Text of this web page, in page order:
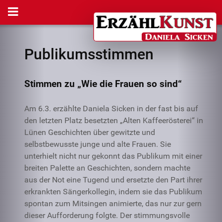
Publikumsstimmen
Stimmen zu „Wie die Frauen so sind“
Am 6.3. erzählte Daniela Sicken in der fast bis auf
den letzten Platz besetzten „Alten Kaffeerösterei“ in
Lünen Geschichten über gewitzte und
selbstbewusste junge und alte Frauen. Sie
unterhielt nicht nur gekonnt das Publikum mit einer
breiten Palette an Geschichten, sondern machte
aus der Not eine Tugend und ersetzte den Part ihrer
erkrankten Sängerkollegin, indem sie das Publikum
spontan zum Mitsingen animierte, das nur zur gern
dieser Aufforderung folgte. Der stimmungsvolle